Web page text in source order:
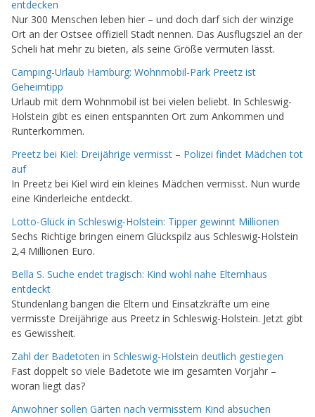
entdecken
Nur 300 Menschen leben hier – und doch darf sich der winzige
Ort an der Ostsee offiziell Stadt nennen. Das Ausflugsziel an der
Scheli hat mehr zu bieten, als seine Größe vermuten lässt.
Camping-Urlaub Hamburg: Wohnmobil-Park Preetz ist
Geheimtipp
Urlaub mit dem Wohnmobil ist bei vielen beliebt. In Schleswig-
Holstein gibt es einen entspannten Ort zum Ankommen und
Runterkommen.
Preetz bei Kiel: Dreijährige vermisst – Polizei findet Mädchen tot
auf
In Preetz bei Kiel wird ein kleines Mädchen vermisst. Nun wurde
eine Kinderleiche entdeckt.
Lotto-Glück in Schleswig-Holstein: Tipper gewinnt Millionen
Sechs Richtige bringen einem Glückspilz aus Schleswig-Holstein
2,4 Millionen Euro.
Bella S. Suche endet tragisch: Kind wohl nahe Elternhaus
entdeckt
Stundenlang bangen die Eltern und Einsatzkräfte um eine
vermisste Dreijährige aus Preetz in Schleswig-Holstein. Jetzt gibt
es Gewissheit.
Zahl der Badetoten in Schleswig-Holstein deutlich gestiegen
Fast doppelt so viele Badetote wie im gesamten Vorjahr –
woran liegt das?
Anwohner sollen Gärten nach vermisstem Kind absuchen